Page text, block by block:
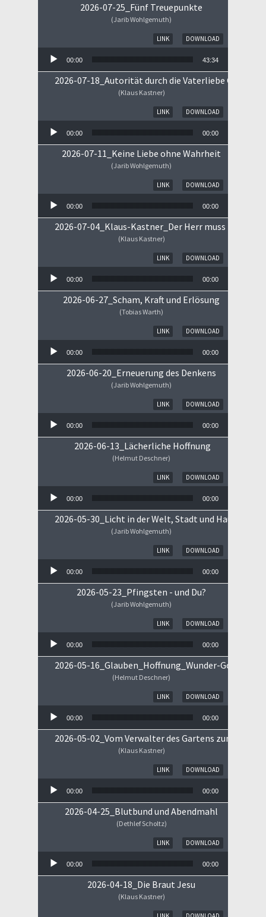
2026-07-25_Fünf Treuepunkte
(Jarib Wohlgemuth)
DOWNLOAD
LINK
00:00 43:34
2026-07-18_Autorität durch die Vaterliebe Gottes
(Klaus Kastner)
DOWNLOAD
LINK
00:00 00:00
2026-07-11_Keine Liebe ohne Wahrheit
(Jarib Wohlgemuth)
DOWNLOAD
LINK
00:00 00:00
2026-07-04_Klaus-Kastner_Der Herr muss im
(Klaus Kastner)
DOWNLOAD
LINK
00:00 00:00
2026-06-27_Scham, Kraft und Erlösung
(Tobias Warth)
DOWNLOAD
LINK
00:00 00:00
2026-06-20_Erneuerung des Denkens
(Jarib Wohlgemuth)
DOWNLOAD
LINK
00:00 00:00
2026-06-13_Lächerliche Hoffnung
(Helmut Deschner)
DOWNLOAD
LINK
00:00 00:00
2026-05-30_Licht in der Welt, Stadt und Haus
(Jarib Wohlgemuth)
DOWNLOAD
LINK
00:00 00:00
2026-05-23_Pfingsten - und Du?
(Jarib Wohlgemuth)
DOWNLOAD
LINK
00:00 00:00
2026-05-16_Glauben_Hoffnung_Wunder-
(Helmut Deschner)
DOWNLOAD
LINK
00:00 00:00
2026-05-02_Vom Verwalter des Gartens zum
(Klaus Kastner)
DOWNLOAD
LINK
00:00 00:00
2026-04-25_Blutbund und Abendmahl
(Dethlef Scholtz)
DOWNLOAD
LINK
00:00 00:00
2026-04-18_Die Braut Jesu
(Klaus Kastner)